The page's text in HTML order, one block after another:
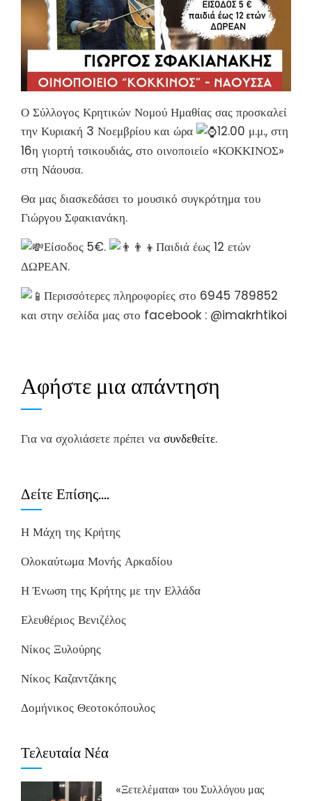
Ο Σύλλογος Κρητικών Νομού Ημαθίας σας προσκαλεί
την Κυριακή 3 Νοεμβρίου και ώρα
12.00 μ.μ., στη
16η γιορτή τσικουδιάς, στο οινοποιείο «ΚΟΚΚΙΝΟΣ»
στη Νάουσα.
Θα μας διασκεδάσει το μουσικό συγκρότημα του
Γιώργου Σφακιανάκη.
Είσοδος 5€.
Παιδιά έως 12 ετών
ΔΩΡΕΑΝ.
Περισσότερες πληροφορίες στο 6945 789852
και στην σελίδα μας στο facebook : @imakrhtikoi
Αφήστε μια απάντηση
Για να σχολιάσετε πρέπει να συνδεθείτε.
Δείτε Επίσης….
Η Μάχη της Κρήτης
Ολοκαύτωμα Μονής Αρκαδίου
Η Ένωση της Κρήτης με την Ελλάδα
Ελευθέριος Βενιζέλος
Νίκος Ξυλούρης
Νίκος Καζαντζάκης
Δομήνικος Θεοτοκόπουλος
Τελευταία Νέα
«Ξετελέματα» του Συλλόγου μας